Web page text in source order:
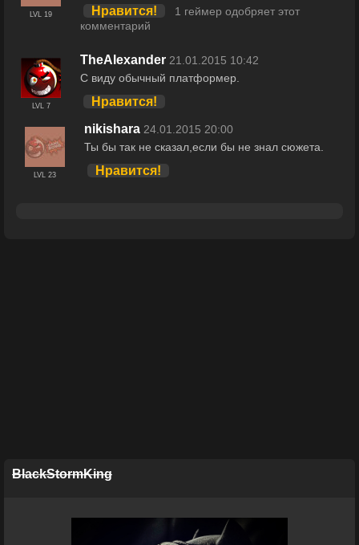
LVL 19 Нравится!
1 геймер одобряет этот
комментарий
LVL 7
TheAlexander 21.01.2015 10:42
С виду обычный платформер.
Нравится!
LVL 23
nikishara 24.01.2015 20:00
Ты бы так не сказал,если бы не знал сюжета.
Нравится!
BlackStormKing